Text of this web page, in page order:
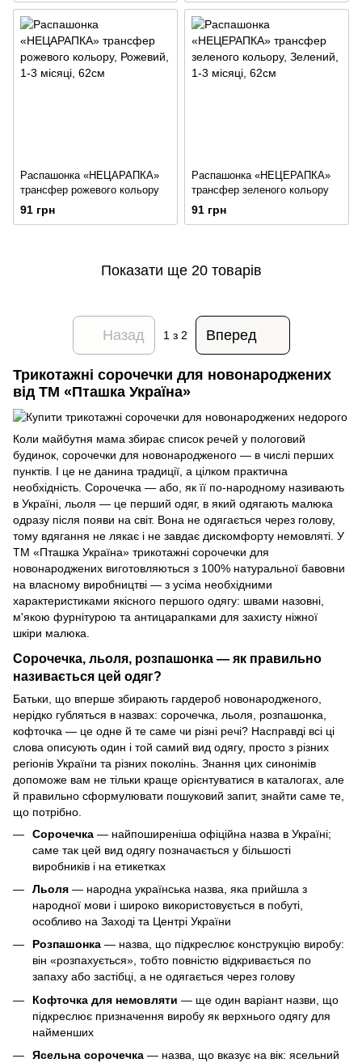
Распашонка «НЕЦАРАПКА»
трансфер рожевого кольору
91 грн
Распашонка «НЕЦЕРАПКА»
трансфер зеленого кольору
91 грн
Показати ще 20 товарів
Назад 1 з 2 Вперед
Трикотажні сорочечки для новонароджених
від ТМ «Пташка Україна»
Коли майбутня мама збирає список речей у пологовий
будинок, сорочечки для новонародженого — в числі перших
пунктів. І це не данина традиції, а цілком практична
необхідність. Сорочечка — або, як її по-народному називають
в Україні, льоля — це перший одяг, в який одягають малюка
одразу після появи на світ. Вона не одягається через голову,
тому вдягання не лякає і не завдає дискомфорту немовляті. У
ТМ «Пташка Україна» трикотажні сорочечки для
новонароджених виготовляються з 100% натуральної бавовни
на власному виробництві — з усіма необхідними
характеристиками якісного першого одягу: швами назовні,
м'якою фурнітурою та антицарапками для захисту ніжної
шкіри малюка.
Сорочечка, льоля, розпашонка — як правильно
називається цей одяг?
Батьки, що вперше збирають гардероб новонародженого,
нерідко губляться в назвах: сорочечка, льоля, розпашонка,
кофточка — це одне й те саме чи різні речі? Насправді всі ці
слова описують один і той самий вид одягу, просто з різних
регіонів України та різних поколінь. Знання цих синонімів
допоможе вам не тільки краще орієнтуватися в каталогах, але
й правильно сформулювати пошуковий запит, знайти саме те,
що потрібно.
Сорочечка — найпоширеніша офіційна назва в Україні;
саме так цей вид одягу позначається у більшості
виробників і на етикетках
Льоля — народна українська назва, яка прийшла з
народної мови і широко використовується в побуті,
особливо на Заході та Центрі України
Розпашонка — назва, що підкреслює конструкцію виробу:
він «розпахується», тобто повністю відкривається по
запаху або застібці, а не одягається через голову
Кофточка для немовляти — ще один варіант назви, що
підкреслює призначення виробу як верхнього одягу для
найменших
Ясельна сорочечка — назва, що вказує на вік: ясельний